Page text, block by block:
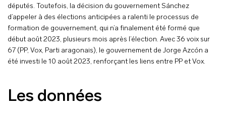
députés. Toutefois, la décision du gouvernement Sánchez
d’appeler à des élections anticipées a ralenti le processus de
formation de gouvernement, qui n’a finalement été formé que
début août 2023, plusieurs mois après l’élection. Avec 36 voix sur
67 (PP, Vox, Parti aragonais), le gouvernement de Jorge Azcón a
été investi le 10 août 2023, renforçant les liens entre PP et Vox.
Les données